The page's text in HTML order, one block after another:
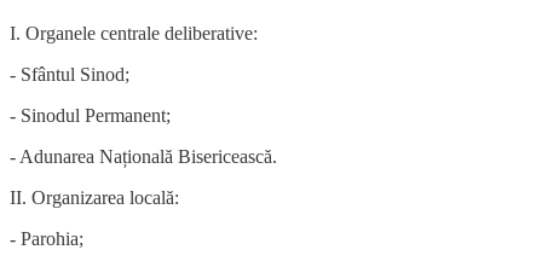
I. Organele centrale deliberative:
- Sfântul Sinod;
- Sinodul Permanent;
- Adunarea Națională Bisericească.
II. Organizarea locală:
- Parohia;